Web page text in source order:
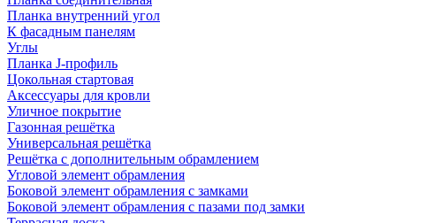
Планка внутренний угол
К фасадным панелям
Углы
Планка J-профиль
Цокольная стартовая
Аксессуары для кровли
Уличное покрытие
Газонная решётка
Универсальная решётка
Решётка с дополнительным обрамлением
Угловой элемент обрамления
Боковой элемент обрамления с замками
Боковой элемент обрамления с пазами под замки